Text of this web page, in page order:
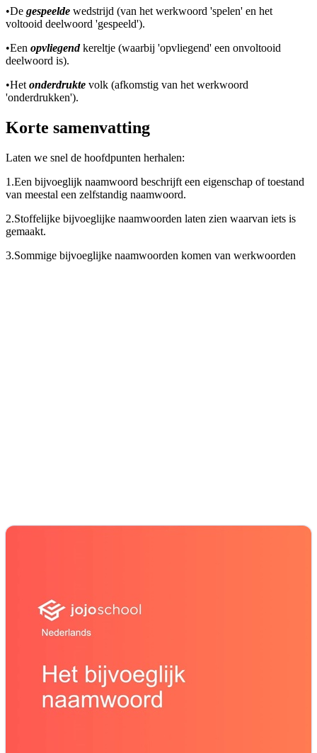
•De gespeelde wedstrijd (van het werkwoord 'spelen' en het
voltooid deelwoord 'gespeeld').
•Een opvliegendkereltje (waarbij 'opvliegend' een onvoltooid
deelwoord is).
•Het onderdrukte volk (afkomstig van het werkwoord
'onderdrukken').
Korte samenvatting
Laten we snel de hoofdpunten herhalen:
1.Een bijvoeglijk naamwoord beschrijft een eigenschap of toestand
van meestal een zelfstandig naamwoord.
2.Stoffelijke bijvoeglijke naamwoorden laten zien waarvan iets is
gemaakt.
3.Sommige bijvoeglijke naamwoorden komen van werkwoorden